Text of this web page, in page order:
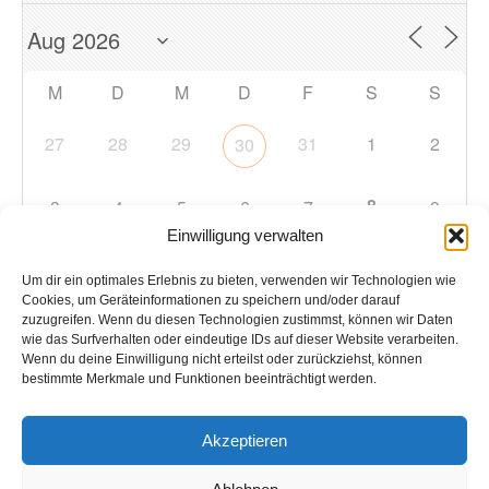
Einwilligung verwalten
Um dir ein optimales Erlebnis zu bieten, verwenden wir Technologien wie
Cookies, um Geräteinformationen zu speichern und/oder darauf
zuzugreifen. Wenn du diesen Technologien zustimmst, können wir Daten
wie das Surfverhalten oder eindeutige IDs auf dieser Website verarbeiten.
Wenn du deine Einwilligung nicht erteilst oder zurückziehst, können
bestimmte Merkmale und Funktionen beeinträchtigt werden.
Akzeptieren
M D M D F S S
27 28 29 30 31 1 2
3 4 5 6 7 8 9
10 11 12 13 14 15
17 18 19 20 21 22 23
31 1 2 3 4 5 6